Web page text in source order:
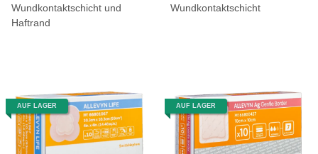
Wundkontaktschicht und
Haftrand
Wundkontaktschicht
AUF LAGER AUF LAGER